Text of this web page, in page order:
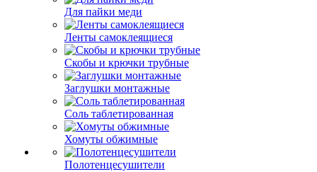
Для пайки меди
Ленты самоклеящиеся
Скобы и крючки трубные
Заглушки монтажные
Соль таблетированная
Хомуты обжимные
Полотенцесушители